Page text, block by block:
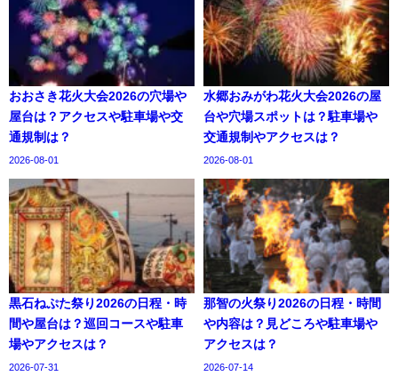
おおさき花火大会2026の穴場や
屋台は？アクセスや駐車場や交
通規制は？
2026-08-01
水郷おみがわ花火大会2026の屋
台や穴場スポットは？駐車場や
交通規制やアクセスは？
2026-08-01
黒石ねぷた祭り2026の日程・時
間や屋台は？巡回コースや駐車
場やアクセスは？
2026-07-31
那智の火祭り2026の日程・時間
や内容は？見どころや駐車場や
アクセスは？
2026-07-14